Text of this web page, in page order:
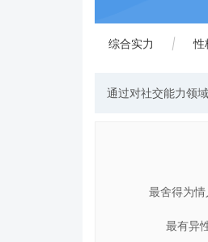
综合实力 | 性
通过对社交能力领
最舍得为
最有异